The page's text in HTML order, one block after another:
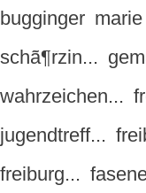
bugginger
schã¶rzin...
wahrzeichen...
jugendtreff...
freiburg...